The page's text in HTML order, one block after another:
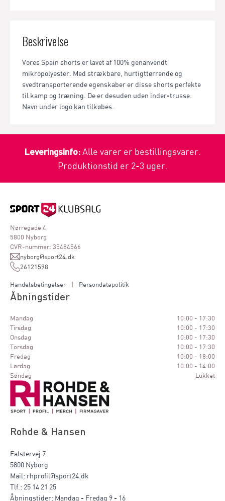
Beskrivelse
Vores Spain shorts er lavet af 100% genanvendt
mikropolyester. Med strækbare, hurtigttørrende og
svedtransporterende egenskaber er disse shorts perfekte
til kamp og træning. De er desuden uden inder-trusse.
Navn under logo kan tilkøbes.
Leveringsinfo:Alle varer er bestillingsvarer.
Produktionstid er 2-3 uger.
Nørregade 4
5800 Nyborg
CVR-nummer: 35484566
nyborg@sport24.dk
26121598
Handelsbetingelser | Persondatapolitik
Åbningstider
Mandag
10:00 - 17:30
Tirsdag
10:00 - 17:30
Onsdag
10:00 - 17:30
Torsdag
10:00 - 17:30
Fredag
10:00 - 18:00
Lørdag
10.00 - 14:00
Søndag
Lukket
Rohde & Hansen
Falstervej 7
5800 Nyborg
Mail: rhprofil@sport24.dk
Tlf.: 25 14 21 25
Åbningstider: Mandag - Fredag 9 - 16